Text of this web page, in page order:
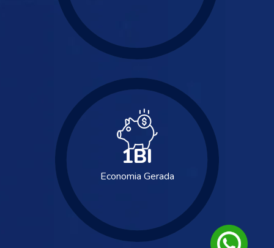
Economia Gerada
1BI